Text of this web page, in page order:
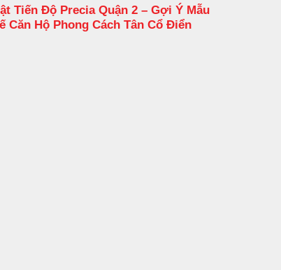
Tiến Độ Precia Quận 2 – Gợi Ý Mẫu
Căn Hộ Phong Cách Tân Cổ Điển